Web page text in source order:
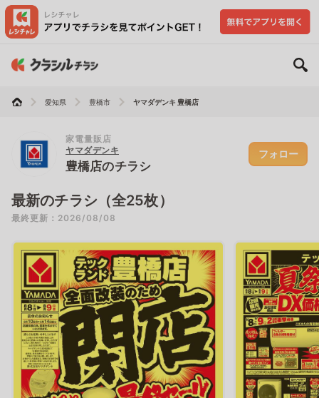
愛知県 豊橋市 ヤマダデンキ 豊橋店
家電量販店
ヤマダデンキ
豊橋店のチラシ
フォロー
最新のチラシ（全25枚）
最終更新：2026/08/08